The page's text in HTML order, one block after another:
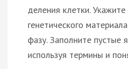
деления клетки. Укажите
генетического
фазу. Заполните пустые
используя термины и